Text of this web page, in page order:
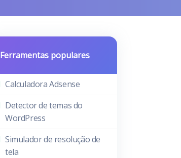
Ferramentas populares
Calculadora Adsense
Detector de temas do
WordPress
Simulador de resolução de
tela